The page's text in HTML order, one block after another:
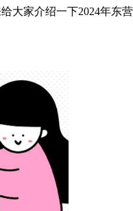
大家介绍一下2024年东